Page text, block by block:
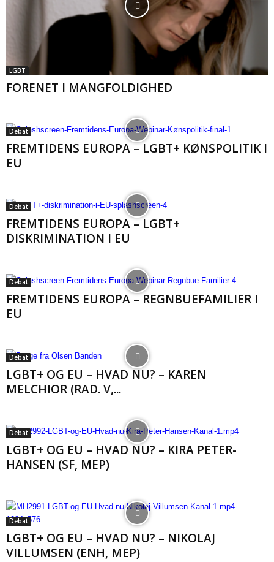
LGBT
FORENET I MANGFOLDIGHED
Debat
FREMTIDENS EUROPA – LGBT+ KØNSPOLITIK I
EU
Debat
FREMTIDENS EUROPA – LGBT+
DISKRIMINATION I EU
Debat
FREMTIDENS EUROPA – REGNBUEFAMILIER I
EU
Debat
LGBT+ OG EU – HVAD NU? – KAREN
MELCHIOR (RAD. V,...
Debat
LGBT+ OG EU – HVAD NU? – KIRA PETER-
HANSEN (SF, MEP)
Debat
LGBT+ OG EU – HVAD NU? – NIKOLAJ
VILLUMSEN (ENH, MEP)